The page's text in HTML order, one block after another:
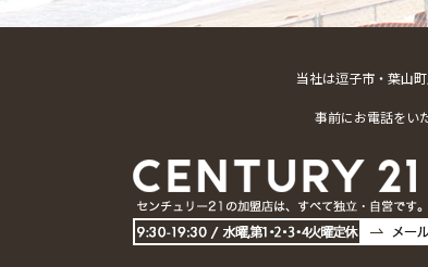
当社は逗子市・葉山
事前にお電話をい